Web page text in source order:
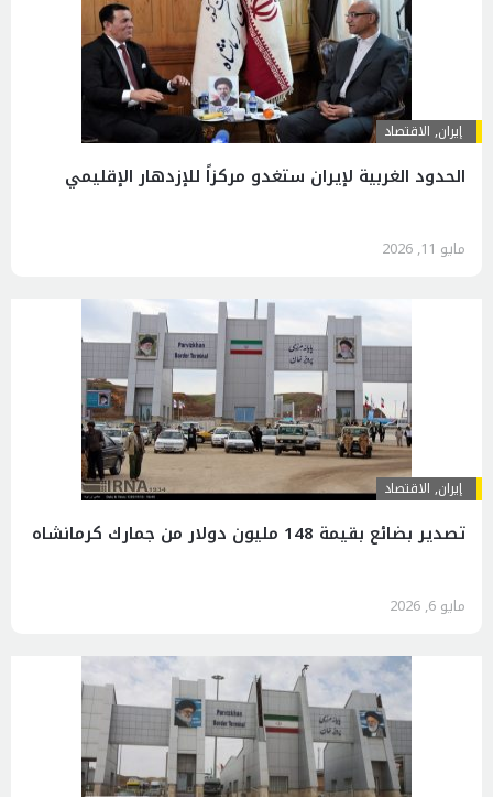
إيران, الاقتصاد
الحدود الغربية لإيران ستغدو مركزاً للإزدهار الإقليمي
مايو 11, 2026
إيران, الاقتصاد
تصدير بضائع بقيمة 148 مليون دولار من جمارك كرمانشاه
مايو 6, 2026